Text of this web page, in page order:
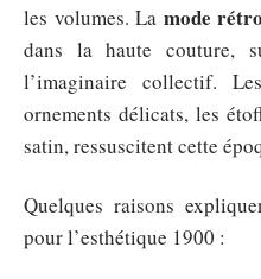
les volumes. La mode rétro
dans la haute couture,
l’imaginaire collectif.
ornements délicats, les
satin, ressuscitent cette
Quelques raisons
pour l’esthétique 1900 :